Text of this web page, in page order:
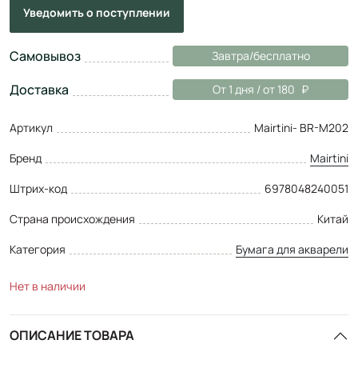
Уведомитьо поступлении
Самовывоз Завтра/бесплатно
Доставка От 1 дня / от 180
Артикул
Mairtini- BR-M202
Бренд
Mairtini
Штрих-код
6978048240051
Страна происхождения
Китай
Категория
Бумага для акварели
Нет в наличии
ОПИСАНИЕ ТОВАРА